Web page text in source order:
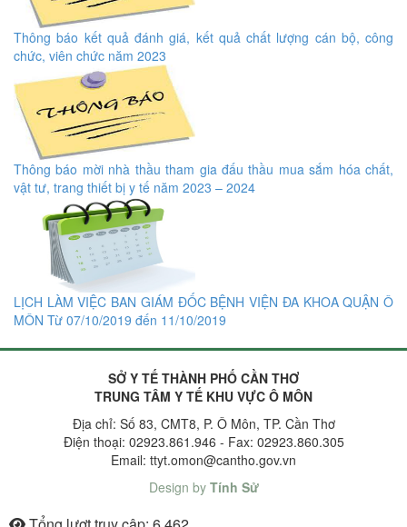
Thông báo kết quả đánh giá, kết quả chất lượng cán bộ, công
chức, viên chức năm 2023
Thông báo mời nhà thầu tham gia đấu thầu mua sắm hóa chất,
vật tư, trang thiết bị y tế năm 2023 – 2024
LỊCH LÀM VIỆC BAN GIÁM ĐỐC BỆNH VIỆN ĐA KHOA QUẬN Ô
MÔN Từ 07/10/2019 đến 11/10/2019
SỞ Y TẾ THÀNH PHỐ CẦN THƠ
TRUNG TÂM Y TẾ KHU VỰC Ô MÔN
Địa chỉ: Số 83, CMT8, P. Ô Môn, TP. Cần Thơ
Điện thoại: 02923.861.946 - Fax: 02923.860.305
Email: ttyt.omon@cantho.gov.vn
Design by Tính Sử